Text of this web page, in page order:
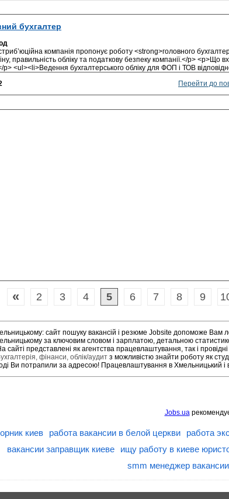
бухгалтер
компанія пропонує роботу <strong>головного
правильність обліку та податкову безпеку компанії.</p> <p>Що
p> <ul><li>Ведення бухгалтерського обліку для ФОП і ТОВ
Перейти до
« 2 3 4 5 6 7 8 9
сайт пошуку вакансій і резюме Jobsite допоможе Вам
за ключовим словом і зарплатою, детальною
сайті представлені як агентства працевлаштування, так і
фінанси, облік/аудит з можливістю знайти роботу як
Ви потрапили за адресою! Працевлаштування в Хмельницький і
Jobs.ua
киев работа вакансии в белой церкви работа
вакансии заправщик киеве
ищу работу в киеве
smm менеджер